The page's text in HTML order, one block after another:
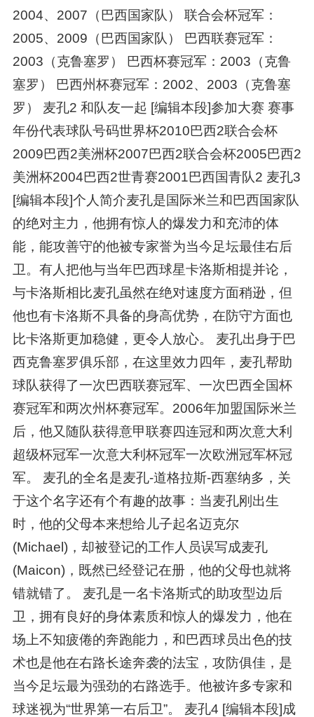
2004、2007（巴西国家队） 联合会杯冠军：
2005、2009（巴西国家队） 巴西联赛冠军：
2003（克鲁塞罗） 巴西杯赛冠军：2003（克鲁
塞罗） 巴西州杯赛冠军：2002、2003（克鲁塞
罗） 麦孔2 和队友一起 [编辑本段]参加大赛 赛事
年份代表球队号码世界杯2010巴西2联合会杯
2009巴西2美洲杯2007巴西2联合会杯2005巴西2
美洲杯2004巴西2世青赛2001巴西国青队2 麦孔3
[编辑本段]个人简介麦孔是国际米兰和巴西国家队
的绝对主力，他拥有惊人的爆发力和充沛的体
能，能攻善守的他被专家誉为当今足坛最佳右后
卫。有人把他与当年巴西球星卡洛斯相提并论，
与卡洛斯相比麦孔虽然在绝对速度方面稍逊，但
他也有卡洛斯不具备的身高优势，在防守方面也
比卡洛斯更加稳健，更令人放心。 麦孔出身于巴
西克鲁塞罗俱乐部，在这里效力四年，麦孔帮助
球队获得了一次巴西联赛冠军、一次巴西全国杯
赛冠军和两次州杯赛冠军。2006年加盟国际米兰
后，他又随队获得意甲联赛四连冠和两次意大利
超级杯冠军一次意大利杯冠军一次欧洲冠军杯冠
军。 麦孔的全名是麦孔-道格拉斯-西塞纳多，关
于这个名字还有个有趣的故事：当麦孔刚出生
时，他的父母本来想给儿子起名迈克尔
(Michael)，却被登记的工作人员误写成麦孔
(Maicon)，既然已经登记在册，他的父母也就将
错就错了。 麦孔是一名卡洛斯式的助攻型边后
卫，拥有良好的身体素质和惊人的爆发力，他在
场上不知疲倦的奔跑能力，和巴西球员出色的技
术也是他在右路长途奔袭的法宝，攻防俱佳，是
当今足坛最为强劲的右路选手。他被许多专家和
球迷视为“世界第一右后卫”。 麦孔4 [编辑本段]成